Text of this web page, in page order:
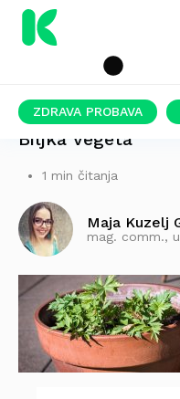
ZDRAVA PROBAVA
Biljka vegeta
1 min čitanja
Maja Kuzelj
mag. comm.,